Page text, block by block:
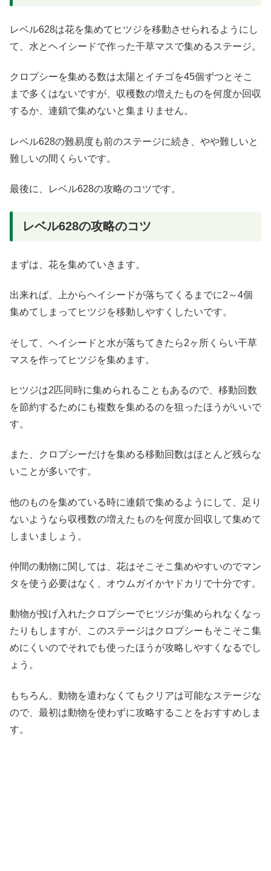
レベル628は花を集めてヒツジを移動させられるようにし
て、水とヘイシードで作った干草マスで集めるステージ。
クロプシーを集める数は太陽とイチゴを45個ずつとそこ
まで多くはないですが、収穫数の増えたものを何度か回収
するか、連鎖で集めないと集まりません。
レベル628の難易度も前のステージに続き、やや難しいと
難しいの間くらいです。
最後に、レベル628の攻略のコツです。
レベル628の攻略のコツ
まずは、花を集めていきます。
出来れば、上からヘイシードが落ちてくるまでに2～4個
集めてしまってヒツジを移動しやすくしたいです。
そして、ヘイシードと水が落ちてきたら2ヶ所くらい干草
マスを作ってヒツジを集めます。
ヒツジは2匹同時に集められることもあるので、移動回数
を節約するためにも複数を集めるのを狙ったほうがいいで
す。
また、クロプシーだけを集める移動回数はほとんど残らな
いことが多いです。
他のものを集めている時に連鎖で集めるようにして、足り
ないようなら収穫数の増えたものを何度か回収して集めて
しまいましょう。
仲間の動物に関しては、花はそこそこ集めやすいのでマン
タを使う必要はなく、オウムガイかヤドカリで十分です。
動物が投げ入れたクロプシーでヒツジが集められなくなっ
たりもしますが、このステージはクロプシーもそこそこ集
めにくいのでそれでも使ったほうが攻略しやすくなるでし
ょう。
もちろん、動物を遣わなくてもクリアは可能なステージな
ので、最初は動物を使わずに攻略することをおすすめしま
す。